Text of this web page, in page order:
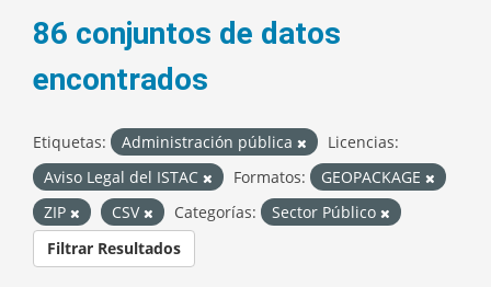
86 conjuntos de datos
encontrados
Etiquetas: Administración pública
Licencias:
Aviso Legal del ISTAC
Formatos:
GEOPACKAGE
ZIP
CSV Categorías:
Sector Público
Filtrar Resultados